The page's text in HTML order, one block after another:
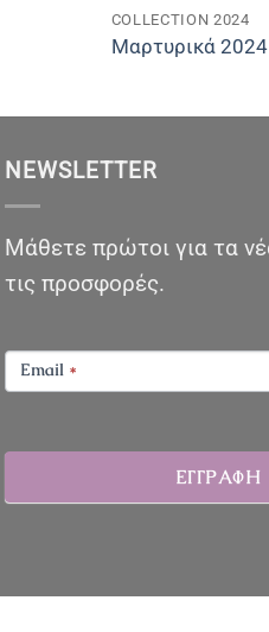
COLLECTION 2024
Μαρτυρικά
NEWSLETTER
Μάθετε πρώτοι για τα
τις προσφορές.
NEWSLETTER
Email *
ΕΓΓΡΑΦΗ